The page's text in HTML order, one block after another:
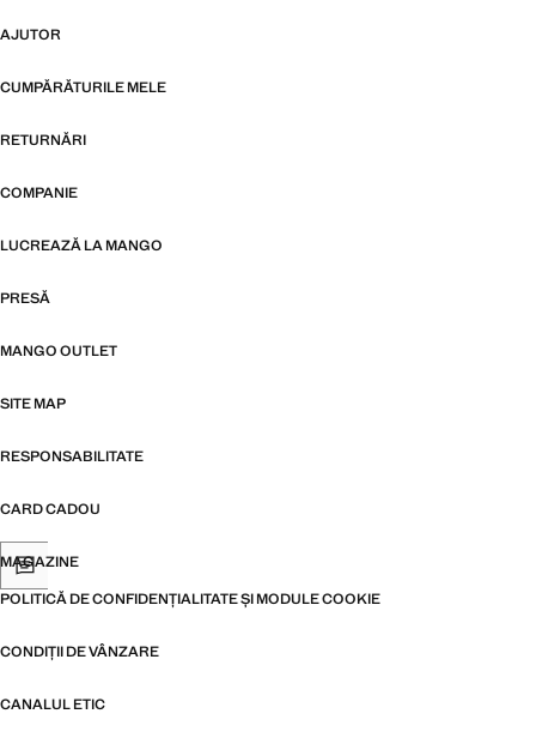
AJUTOR
CUMPĂRĂTURILE MELE
RETURNĂRI
COMPANIE
LUCREAZĂ LA MANGO
PRESĂ
MANGO OUTLET
SITE MAP
RESPONSABILITATE
CARD CADOU
MAGAZINE
POLITICĂ DE CONFIDENȚIALITATE ȘI MODULE COOKIE
CONDIȚII DE VÂNZARE
CANALUL ETIC